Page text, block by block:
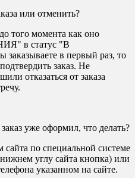
или отменить?
того момента как оно
в статус "В
в первый раз, то
заказ. Не
отказаться от заказа
уже оформил, что делать?
сайта по специальной системе
углу сайта кнопка) или
указанном на сайте.